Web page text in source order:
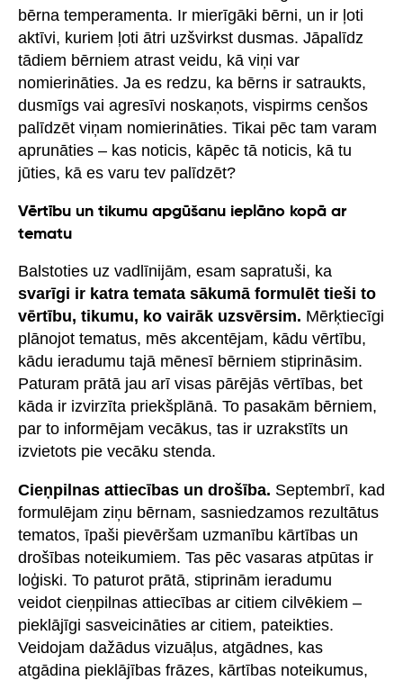
bērna temperamenta. Ir mierīgāki bērni, un ir ļoti
aktīvi, kuriem ļoti ātri uzšvirkst dusmas. Jāpalīdz
tādiem bērniem atrast veidu, kā viņi var
nomierināties. Ja es redzu, ka bērns ir satraukts,
dusmīgs vai agresīvi noskaņots, vispirms cenšos
palīdzēt viņam nomierināties. Tikai pēc tam varam
aprunāties – kas noticis, kāpēc tā noticis, kā tu
jūties, kā es varu tev palīdzēt?
Vērtību un tikumu apgūšanu ieplāno kopā ar
tematu
Balstoties uz vadlīnijām, esam sapratuši, ka
svarīgi ir katra temata sākumā formulēt tieši to
vērtību, tikumu, ko vairāk uzsvērsim. Mērķtiecīgi
plānojot tematus, mēs akcentējam, kādu vērtību,
kādu ieradumu tajā mēnesī bērniem stiprināsim.
Paturam prātā jau arī visas pārējās vērtības, bet
kāda ir izvirzīta priekšplānā. To pasakām bērniem,
par to informējam vecākus, tas ir uzrakstīts un
izvietots pie vecāku stenda.
Cieņpilnas attiecības un drošība. Septembrī, kad
formulējam ziņu bērnam, sasniedzamos rezultātus
tematos, īpaši pievēršam uzmanību kārtības un
drošības noteikumiem. Tas pēc vasaras atpūtas ir
loģiski. To paturot prātā, stiprinām ieradumu
veidot cieņpilnas attiecības ar citiem cilvēkiem –
pieklājīgi sasveicināties ar citiem, pateikties.
Veidojam dažādus vizuāļus, atgādnes, kas
atgādina pieklājības frāzes, kārtības noteikumus,